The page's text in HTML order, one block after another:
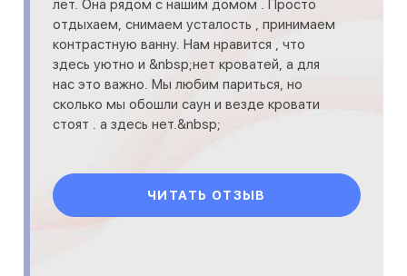
лет. Она рядом с нашим домом . Просто
отдыхаем, снимаем усталость , принимаем
контрастную ванну. Нам нравится , что
здесь уютно и &nbsp;нет кроватей, а для
нас это важно. Мы любим париться, но
сколько мы обошли саун и везде кровати
стоят . а здесь нет.&nbsp;
ЧИТАТЬ ОТЗЫВ